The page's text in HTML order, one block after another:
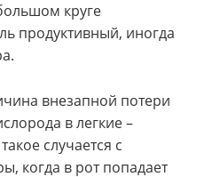
круге
продуктивный, иногда
внезапной потери
в легкие –
случается с
когда в рот попадает